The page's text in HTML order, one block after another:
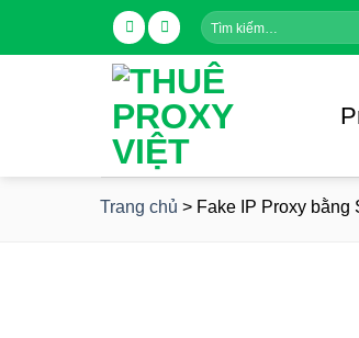
Tìm
kiếm:
Trang chủ > Fake IP Proxy bằng